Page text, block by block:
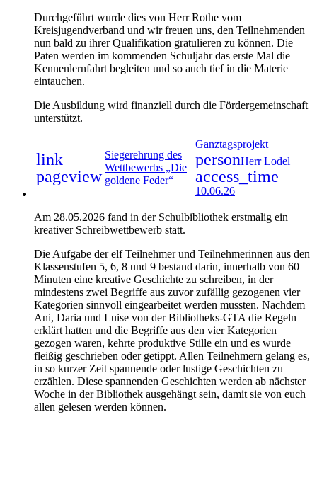
Durchgeführt wurde dies von Herr Rothe vom
Kreisjugendverband und wir freuen uns, den Teilnehmenden
nun bald zu ihrer Qualifikation gratulieren zu können. Die
Paten werden im kommenden Schuljahr das erste Mal die
Kennenlernfahrt begleiten und so auch tief in die Materie
eintauchen.
Die Ausbildung wird finanziell durch die Fördergemeinschaft
unterstützt.
link
pageview
Siegerehrung des
Wettbewerbs „Die
goldene Feder“
Ganztagsprojekt
personHerr Lodel
access_time
10.06.26
Am 28.05.2026 fand in der Schulbibliothek erstmalig ein
kreativer Schreibwettbewerb statt.
Die Aufgabe der elf Teilnehmer und Teilnehmerinnen aus den
Klassenstufen 5, 6, 8 und 9 bestand darin, innerhalb von 60
Minuten eine kreative Geschichte zu schreiben, in der
mindestens zwei Begriffe aus zuvor zufällig gezogenen vier
Kategorien sinnvoll eingearbeitet werden mussten. Nachdem
Ani, Daria und Luise von der Bibliotheks-GTA die Regeln
erklärt hatten und die Begriffe aus den vier Kategorien
gezogen waren, kehrte produktive Stille ein und es wurde
fleißig geschrieben oder getippt. Allen Teilnehmern gelang es,
in so kurzer Zeit spannende oder lustige Geschichten zu
erzählen. Diese spannenden Geschichten werden ab nächster
Woche in der Bibliothek ausgehängt sein, damit sie von euch
allen gelesen werden können.